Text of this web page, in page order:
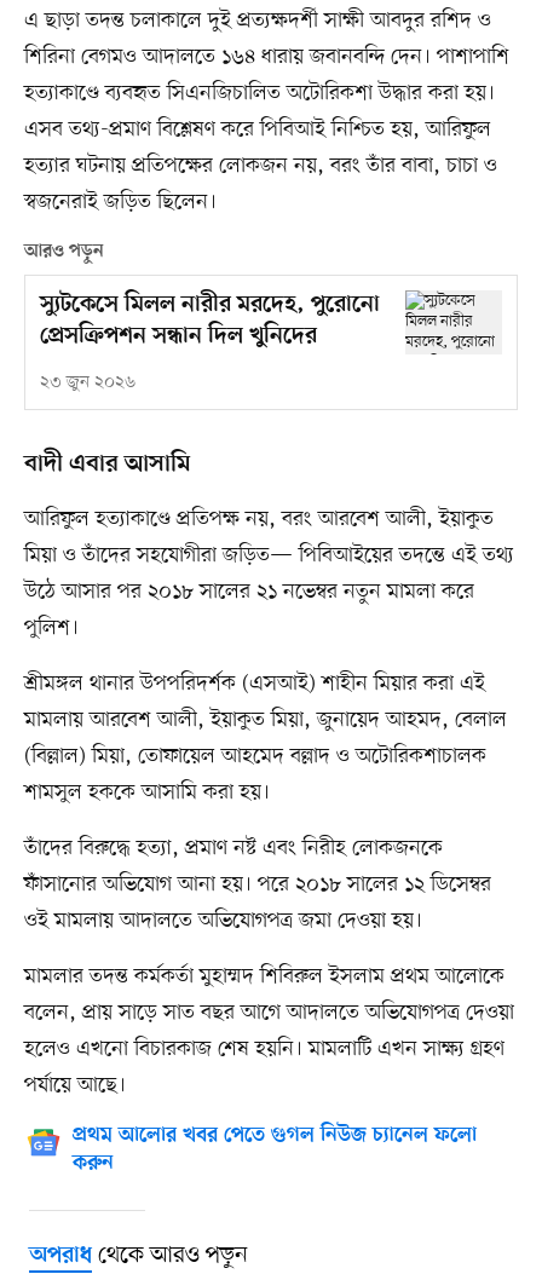
এ ছাড়া তদন্ত চলাকালে দুই প্রত্যক্ষদর্শী সাক্ষী আবদুর রশিদ ও
শিরিনা বেগমও আদালতে ১৬৪ ধারায় জবানবন্দি দেন। পাশাপাশি
হত্যাকাণ্ডে ব্যবহৃত সিএনজিচালিত অটোরিকশা উদ্ধার করা হয়।
এসব তথ্য-প্রমাণ বিশ্লেষণ করে পিবিআই নিশ্চিত হয়, আরিফুল
হত্যার ঘটনায় প্রতিপক্ষের লোকজন নয়, বরং তাঁর বাবা, চাচা ও
স্বজনেরাই জড়িত ছিলেন।
আরও পড়ুন
স্যুটকেসে মিলল নারীর মরদেহ, পুরোনো
প্রেসক্রিপশন সন্ধান দিল খুনিদের
২৩ জুন ২০২৬
বাদী এবার আসামি
আরিফুল হত্যাকাণ্ডে প্রতিপক্ষ নয়, বরং আরবেশ আলী, ইয়াকুত
মিয়া ও তাঁদের সহযোগীরা জড়িত— পিবিআইয়ের তদন্তে এই তথ্য
উঠে আসার পর ২০১৮ সালের ২১ নভেম্বর নতুন মামলা করে
পুলিশ।
শ্রীমঙ্গল থানার উপপরিদর্শক (এসআই) শাহীন মিয়ার করা এই
মামলায় আরবেশ আলী, ইয়াকুত মিয়া, জুনায়েদ আহমদ, বেলাল
(বিল্লাল) মিয়া, তোফায়েল আহমেদ বল্লাদ ও অটোরিকশাচালক
শামসুল হককে আসামি করা হয়।
তাঁদের বিরুদ্ধে হত্যা, প্রমাণ নষ্ট এবং নিরীহ লোকজনকে
ফাঁসানোর অভিযোগ আনা হয়। পরে ২০১৮ সালের ১২ ডিসেম্বর
ওই মামলায় আদালতে অভিযোগপত্র জমা দেওয়া হয়।
মামলার তদন্ত কর্মকর্তা মুহাম্মদ শিবিরুল ইসলাম প্রথম আলোকে
বলেন, প্রায় সাড়ে সাত বছর আগে আদালতে অভিযোগপত্র দেওয়া
হলেও এখনো বিচারকাজ শেষ হয়নি। মামলাটি এখন সাক্ষ্য গ্রহণ
পর্যায়ে আছে।
প্রথম আলোর খবর পেতে গুগল নিউজ চ্যানেল ফলো
করুন
অপরাধথেকে আরও পড়ুন